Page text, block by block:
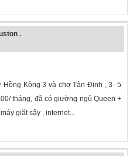
.
Kông 3 và chợ Tân Định , 3- 5
tháng, đã có giường ngủ Queen +
giặt sấy , internet...